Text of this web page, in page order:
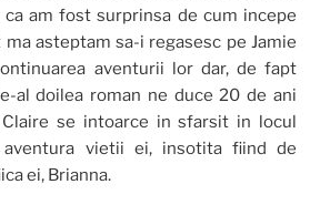
ca am fost surprinsa de cum incepe
asteptam sa-i regasesc pe Jamie
aventurii lor dar, de fapt
al doilea roman ne duce 20 de ani
Claire se intoarce in sfarsit in locul
vietii ei, insotita fiind de
ei, Brianna.